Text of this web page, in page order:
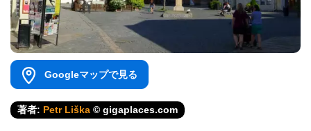
Googleマップで見る
著者: Petr Liška © gigaplaces.com